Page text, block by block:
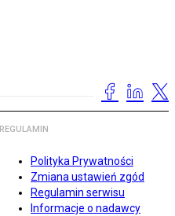
REGULAMIN
Polityka Prywatności
Zmiana ustawień zgód
Regulamin serwisu
Informacje o nadawcy